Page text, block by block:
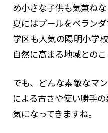
め小さな子供も気兼ね
夏にはプールをベランダ
学区も人気の陽明小学
自然に高まる地域とのこ
でも、どんな素敵なマ
による古さや使い勝手
気になってきますね。